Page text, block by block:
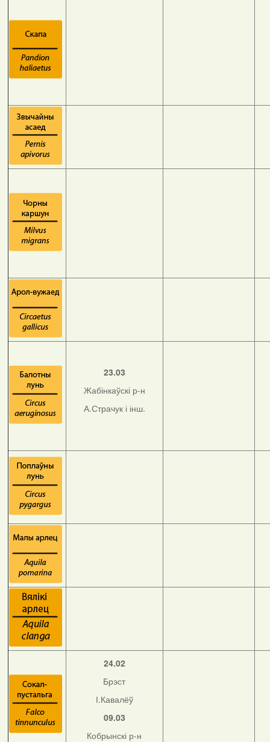
23.03
Жабінкаўскі р-н
А.Страчук і інш.
24.02
Брэст
І.Кавалёў
09.03
Кобрынскі р-н